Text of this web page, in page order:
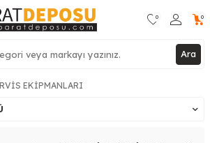
Ara
0 0
EKİPMANLARI